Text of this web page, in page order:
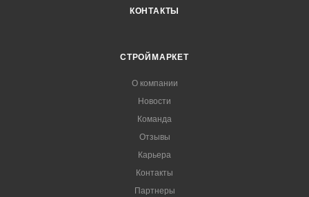
КОНТАКТЫ
СТРОЙМАРКЕТ
О компании
Новости
Команда
Отзывы
Карьера
Контакты
Партнеры